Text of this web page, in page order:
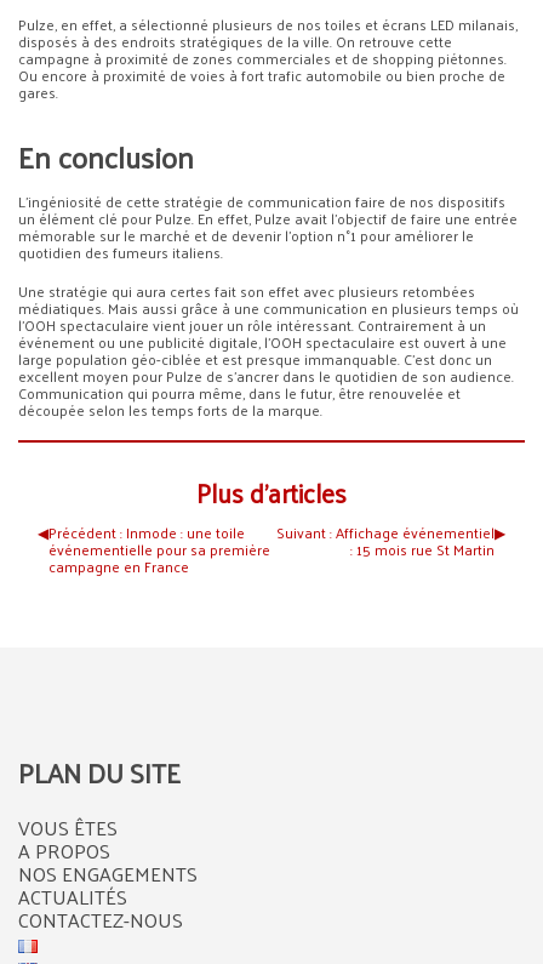
Pulze, en effet, a sélectionné plusieurs de nos toiles et écrans LED milanais,
disposés à des endroits stratégiques de la ville. On retrouve cette
campagne à proximité de zones commerciales et de shopping piétonnes.
Ou encore à proximité de voies à fort trafic automobile ou bien proche de
gares.
En conclusion
L’ingéniosité de cette stratégie de communication faire de nos dispositifs
un élément clé pour Pulze. En effet, Pulze avait l’objectif de faire une entrée
mémorable sur le marché et de devenir l’option n°1 pour améliorer le
quotidien des fumeurs italiens.
Une stratégie qui aura certes fait son effet avec plusieurs retombées
médiatiques. Mais aussi grâce à une communication en plusieurs temps où
l’OOH spectaculaire vient jouer un rôle intéressant. Contrairement à un
événement ou une publicité digitale, l’OOH spectaculaire est ouvert à une
large population géo-ciblée et est presque immanquable. C’est donc un
excellent moyen pour Pulze de s’ancrer dans le quotidien de son audience.
Communication qui pourra même, dans le futur, être renouvelée et
découpée selon les temps forts de la marque.
Plus d’articles
◀︎Précédent :Inmode : une toile
événementielle pour sa première
campagne en France
Suivant :Affichage événementiel
: 15 mois rue St Martin
▶︎
PLAN DU SITE
VOUS ÊTES
A PROPOS
NOS ENGAGEMENTS
ACTUALITÉS
CONTACTEZ-NOUS